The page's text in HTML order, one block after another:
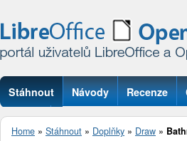
Stáhnout Návody Recenze
Otázky
Home » Stáhnout » Doplňky » Draw »